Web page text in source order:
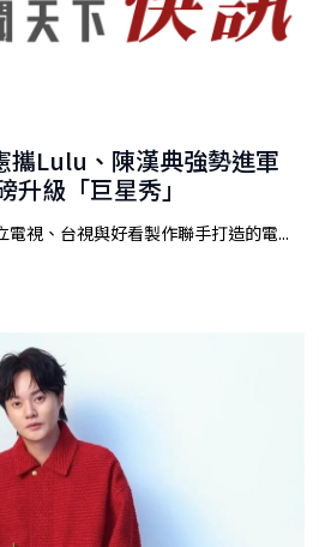
攜Lulu、陳漢典強勢進軍
升級「巨星秀」
視、台視與好看製作聯手打造的電...